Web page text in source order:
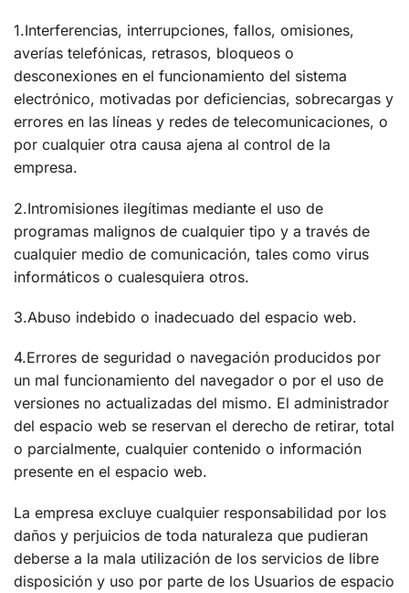
1.Interferencias, interrupciones, fallos, omisiones,
averías telefónicas, retrasos, bloqueos o
desconexiones en el funcionamiento del sistema
electrónico, motivadas por deficiencias, sobrecargas y
errores en las líneas y redes de telecomunicaciones, o
por cualquier otra causa ajena al control de la
empresa.
2.Intromisiones ilegítimas mediante el uso de
programas malignos de cualquier tipo y a través de
cualquier medio de comunicación, tales como virus
informáticos o cualesquiera otros.
3.Abuso indebido o inadecuado del espacio web.
4.Errores de seguridad o navegación producidos por
un mal funcionamiento del navegador o por el uso de
versiones no actualizadas del mismo. El administrador
del espacio web se reservan el derecho de retirar, total
o parcialmente, cualquier contenido o información
presente en el espacio web.
La empresa excluye cualquier responsabilidad por los
daños y perjuicios de toda naturaleza que pudieran
deberse a la mala utilización de los servicios de libre
disposición y uso por parte de los Usuarios de espacio